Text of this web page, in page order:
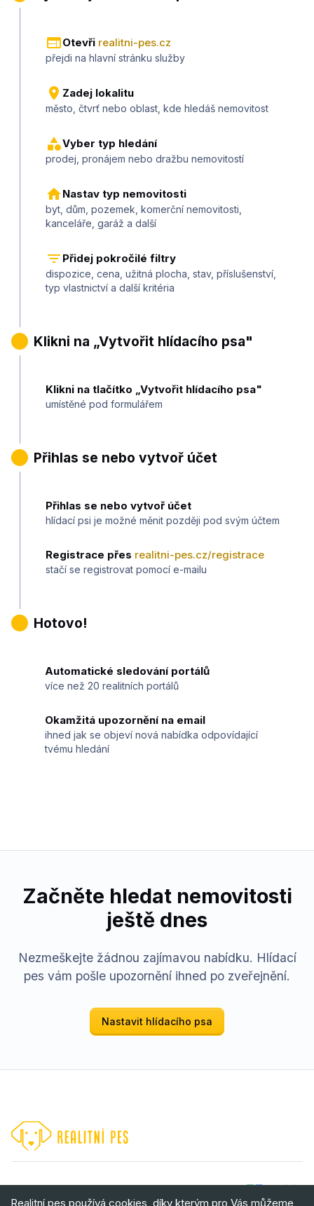
Otevři realitni-pes.cz
přejdi na hlavní stránku služby
Zadej lokalitu
město, čtvrť nebo oblast, kde hledáš nemovitost
Vyber typ hledání
prodej, pronájem nebo dražbu nemovitostí
Nastav typ nemovitosti
byt, dům, pozemek, komerční nemovitosti,
kanceláře, garáž a další
Přidej pokročilé filtry
dispozice, cena, užitná plocha, stav, příslušenství,
typ vlastnictví a další kritéria
2 Klikni na „Vytvořit hlídacího psa"
Klikni na tlačítko „Vytvořit hlídacího psa"
umístěné pod formulářem
3 Přihlas se nebo vytvoř účet
Přihlas se nebo vytvoř účet
hlídací psi je možné měnit později pod svým účtem
Registrace přes realitni-pes.cz/registrace
stačí se registrovat pomocí e-mailu
4 Hotovo!
Automatické sledování portálů
více než 20 realitních portálů
Okamžitá upozornění na email
ihned jak se objeví nová nabídka odpovídající
tvému hledání
Začněte hledat nemovitosti
ještě dnes
Nezmeškejte žádnou zajímavou nabídku. Hlídací
pes vám pošle upozornění ihned po zveřejnění.
Nastavit hlídacího psa
Realitní pes používá cookies, díky kterým pro Vás můžeme